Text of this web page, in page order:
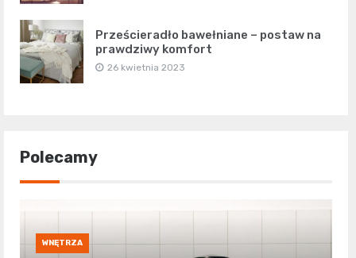
Prześcieradło bawełniane – postaw na
prawdziwy komfort
26 kwietnia 2023
Polecamy
WNĘTRZA